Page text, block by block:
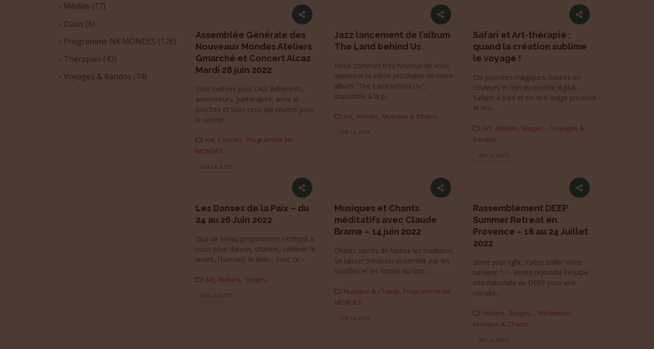
Assemblée Générale des
Nouveaux Mondes Ateliers
Gmarché et Concert Alcaz
Mardi 28 juin 2022
Sont invitées pour l'AG: Adhérents,
annonceurs, partenaires, amis et
proches et tous ceux qui veulent pour
le concer...
Art, Concert, Programme NX
MONDES
LIRE LA SUITE...
Jazz lancement de l’album
The Land behind Us
Nous sommes très heureux de vous
annoncer la sortie prochaine de notre
album "The Land behind Us",
disponible à la p...
Art,Articles, Musique & Chants
LIRE LA SUITE...
Safari et Art-thérapie :
quand la création sublime
le voyage !
Dix journées magiques, hautes en
couleurs et loin du monde digital….
Safaris à pied et en 4x4, lodge privatisé
et ma...
Art,Ateliers, Stages...,Voyages &
Randos
LIRE LA SUITE...
Les Danses de la Paix – du
24 au 26 Juin 2022
Que de belles propositions s'offrent à
nous pour danser, chanter, célébrer le
vivant, l'humain, le divin.....tout ce...
Art, Ateliers, Stages...
LIRE LA SUITE...
Musiques et Chants
méditatifs avec Claude
Brame – 14 juin 2022
Chants sacrés de toutes les traditions.
Se laisser traverser ensemble par les
souffles et les forces du Son ...
Musique & Chants, Programme NX
MONDES
LIRE LA SUITE...
Rassemblement DEEP
Summer Retreat en
Provence – 18 au 24 Juillet
2022
Shine your light, Faites briller votre
lumière! ✨✨ Venez rejoindre l'équipe
internationale de DEEP pour une
retraite...
Ateliers, Stages..., Méditation,
Musique & Chants
LIRE LA SUITE...
Médias (17)
Oasis (6)
Programme NX MONDES (126)
Thérapies (43)
Voyages & Randos (74)